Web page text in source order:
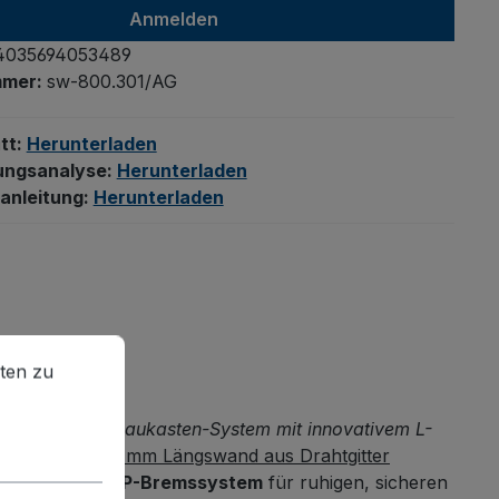
Anmelden
sw-800.301/AG
Herunterladen
Herunterladen
Herunterladen
Dank
Baukasten-System mit innovativem L-
500 mm Längswand aus Drahtgitter
EasySTOP-Bremssystem für ruhigen, sicheren
zu können.
Mehr Informationen ...
zu